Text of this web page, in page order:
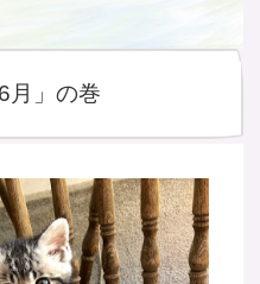
月」の巻